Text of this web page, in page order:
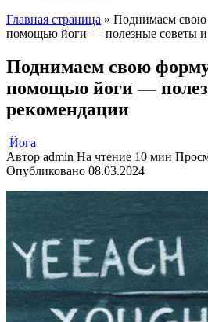
Главная страница » Поднимаем свою
помощью йоги — полезные советы и
Поднимаем свою форму
помощью йоги —
рекомендации
Йога
Автор admin На чтение 10 мин
Опубликовано 08.03.2024